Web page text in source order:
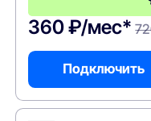
360 ₽/мес*
Подключить